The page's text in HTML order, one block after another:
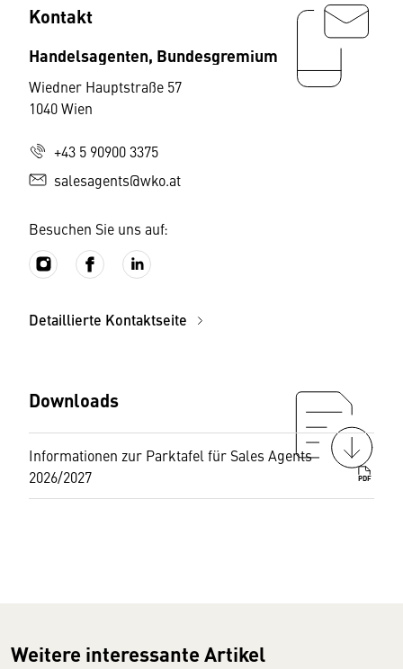
Kontakt
Handelsagenten, Bundesgremium
Wiedner Hauptstraße 57
1040 Wien
+43 5 90900 3375
salesagents@wko.at
Besuchen Sie uns auf:
Detaillierte Kontaktseite
Downloads
Informationen zur Parktafel für Sales Agents
2026/2027
PDF
Weitere interessante Artikel